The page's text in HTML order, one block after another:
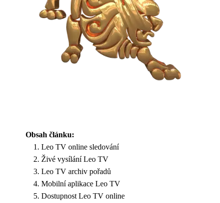
Obsah článku:
Leo TV online sledování
Živé vysílání Leo TV
Leo TV archiv pořadů
Mobilní aplikace Leo TV
Dostupnost Leo TV online